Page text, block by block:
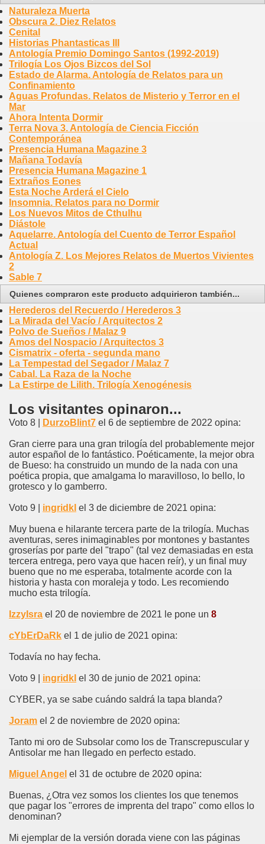
Naturaleza Muerta
Obscura 2. Diez Relatos
Cenital
Historias Phantasticas III
Antología Premio Domingo Santos (1992-2019)
Trilogía Los Ojos Bizcos del Sol
Estado de Alarma. Antología de Relatos para un
Confinamiento
Aguas Profundas. Relatos de Misterio y Terror en el
Mar
Ahora Intenta Dormir
Terra Nova 3. Antología de Ciencia Ficción
Contemporánea
Presencia Humana Magazine 3
Mañana Todavía
Presencia Humana Magazine 1
Extraños Eones
Esta Noche Arderá el Cielo
Insomnia. Relatos para no Dormir
Los Nuevos Mitos de Cthulhu
Diástole
Aquelarre. Antología del Cuento de Terror Español
Actual
Antología Z. Los Mejores Relatos de Muertos Vivientes
2
Sable 7
Quienes compraron este producto adquirieron también...
Herederos del Recuerdo / Herederos 3
La Mirada del Vacío / Arquitectos 2
Polvo de Sueños / Malaz 9
Amos del Nospacio / Arquitectos 3
Cismatrix - oferta - segunda mano
La Tempestad del Segador / Malaz 7
Cabal. La Raza de la Noche
La Estirpe de Lilith. Trilogía Xenogénesis
Los visitantes opinaron...
Voto 8 | DurzoBlint7 el 6 de septiembre de 2022 opina:
Gran cierre para una gran trilogía del probablemente mejor
autor español de lo fantástico. Poéticamente, la mejor obra
de Bueso: ha construido un mundo de la nada con una
poética propia, que amalgama lo maravilloso, lo bello, lo
grotesco y lo gamberro.
Voto 9 | ingridkl el 3 de diciembre de 2021 opina:
Muy buena e hilarante tercera parte de la trilogía. Muchas
aventuras, seres inimaginables por montones y bastantes
groserías por parte del "trapo" (tal vez demasiadas en esta
tercera entrega, pero vaya que hacen reír), y un final muy
bueno que no me esperaba, totalmente acorde con la
historia y hasta con moraleja y todo. Les recomiendo
mucho esta trilogía.
IzzyIsra el 20 de noviembre de 2021 le pone un 8
cYbErDaRk el 1 de julio de 2021 opina:
Todavía no hay fecha.
Voto 9 | ingridkl el 30 de junio de 2021 opina:
CYBER, ya se sabe cuándo saldrá la tapa blanda?
Joram el 2 de noviembre de 2020 opina:
Tanto mi oro de Subsolar como los de Transcrepuscular y
Antisolar me han llegado en perfecto estado.
Miguel Angel el 31 de octubre de 2020 opina:
Buenas, ¿Otra vez somos los clientes los que tenemos
que pagar los "errores de imprenta del trapo" como ellos lo
denominan?
Mi ejemplar de la versión dorada viene con las páginas